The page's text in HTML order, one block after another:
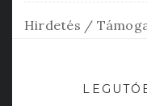
Hirdetés /